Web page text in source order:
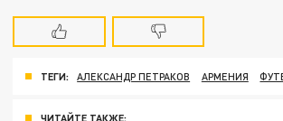
ТЕГИ: АЛЕКСАНДР ПЕТРАКОВ АРМЕНИЯ
ЧИТАЙТЕ ТАКЖЕ: